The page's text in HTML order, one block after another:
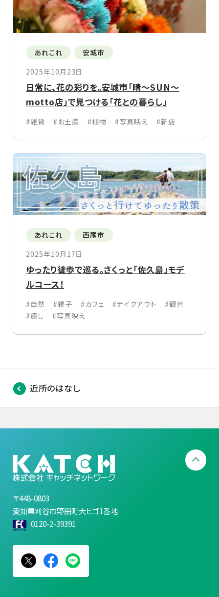
あれこれ
安城市
2025年10月23日
日常に、花の彩りを。安城市「晴〜SUN〜
motto店」で見つける「花との暮らし」
#雑貨 #お土産 #植物 #写真映え #新店
あれこれ
西尾市
2025年10月17日
ゆったり徒歩で巡る。さくっと「佐久島」モデ
ルコース！
#自然 #親子 #カフェ #テイクアウト
#観光
#癒し
#写真映え
近所のはなし
〒448-0803
愛知県刈谷市野田町大ヒゴ1番地
0120-2-39391